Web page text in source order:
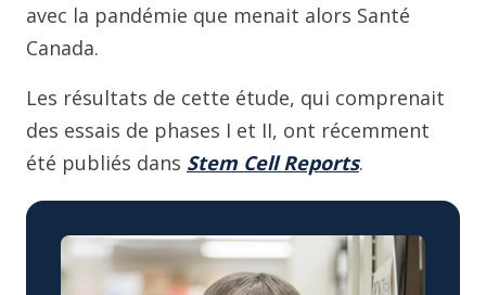
avec la pandémie que menait alors Santé
Canada.
Les résultats de cette étude, qui comprenait
des essais de phases I et II, ont récemment
été publiés dans Stem Cell Reports.